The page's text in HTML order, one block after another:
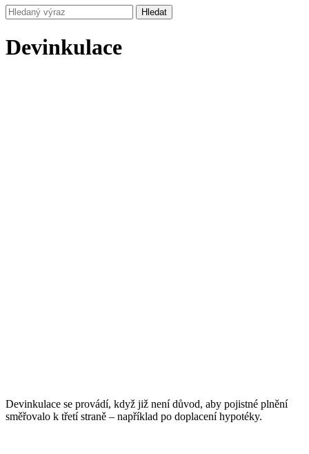
Hledat
Devinkulace
Devinkulace se provádí, když již není důvod, aby pojistné plnění
směřovalo k třetí straně – například po doplacení hypotéky.